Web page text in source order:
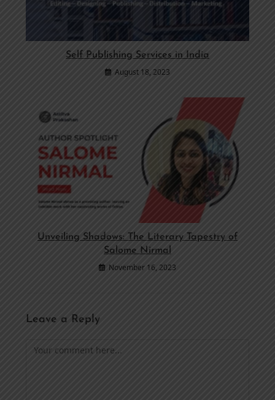
Self Publishing Services in India
August 18, 2023
Unveiling Shadows: The Literary Tapestry of
Salome Nirmal
November 16, 2023
Leave a Reply